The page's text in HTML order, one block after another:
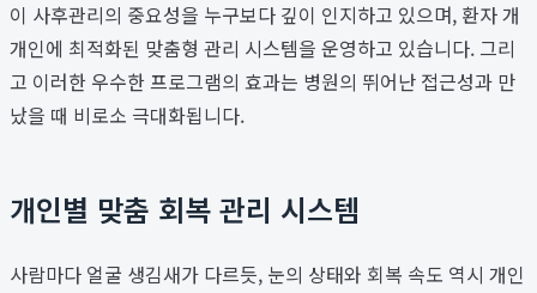
이 사후관리의 중요성을 누구보다 깊이 인지하고 있으며, 환자 개
개인에 최적화된 맞춤형 관리 시스템을 운영하고 있습니다. 그리
고 이러한 우수한 프로그램의 효과는 병원의 뛰어난 접근성과 만
났을 때 비로소 극대화됩니다.
개인별 맞춤 회복 관리 시스템
사람마다 얼굴 생김새가 다르듯, 눈의 상태와 회복 속도 역시 개인